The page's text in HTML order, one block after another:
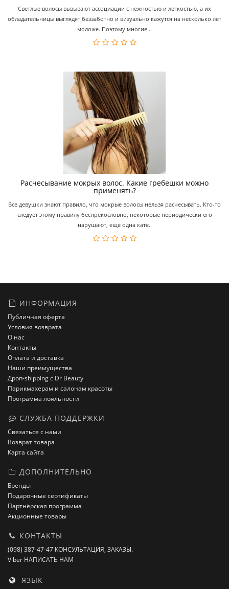
Светлые волосы вызывают ассоциации с нежностью и легкостью, а их
обладательницы выглядят беззаботно и визуально кажутся на несколько лет
моложе. Поэтому многие ..
Расчесывание мокрых волос. Какие гребешки можно
применять?
Все девушки знают правило, что мокрые волосы нельзя расчесывать. Кто-то
следует этому правилу беспрекословно, некоторые периодически его
нарушают, еще одна кате..
ИНФОРМАЦИЯ
Публичная оферта
Условия возврата
О нас
Контакты
Оплата и доставка
Наши преимущества
Дроп-shipping с Dr Beauty
Парикмахерам и салонам красоты
Программа лояльности
СЛУЖБА ПОДДЕРЖКИ
Связаться с нами
Возврат товара
Карта сайта
ДОПОЛНИТЕЛЬНО
Бренды
Подарочные сертификаты
Партнёрская программа
Акционные товары
КОНТАКТЫ
(098) 387-47-47 КОНСУЛЬТАЦИЯ, ЗАКАЗЫ.
Viber НАПИСАТЬ НАМ
ЯЗЫК